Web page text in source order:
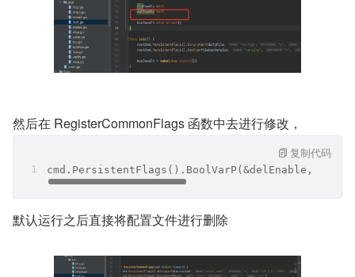
然后在 RegisterCommonFlags 函数中去进行修改，
cmd.PersistentFlags().BoolVarP(&delEnable,
复制代码
默认运行之后直接将配置文件进行删除